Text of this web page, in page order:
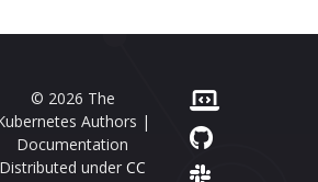
© 2026 The
Authors |
Documentation
Distributed under CC